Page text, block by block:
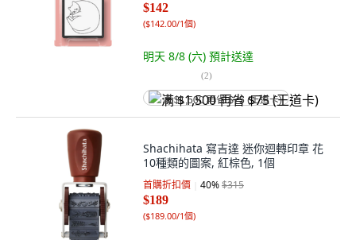
$142
($142.00/1個)
明天 8/8 (六) 預計送達
(2)
满 $1,500 再省 $75 (王道卡)
Shachihata 寫吉達 迷你迴轉印章 花
10種類的圖案, 紅棕色, 1個
首購折扣價 40%$315
$189
($189.00/1個)